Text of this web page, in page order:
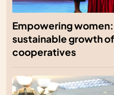
Empowering
sustainable growth
cooperatives